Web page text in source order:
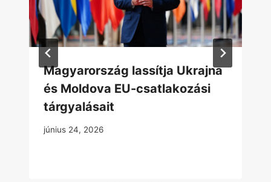
Magyarország lassítja Ukrajna
és Moldova EU-csatlakozási
tárgyalásait
június 24, 2026